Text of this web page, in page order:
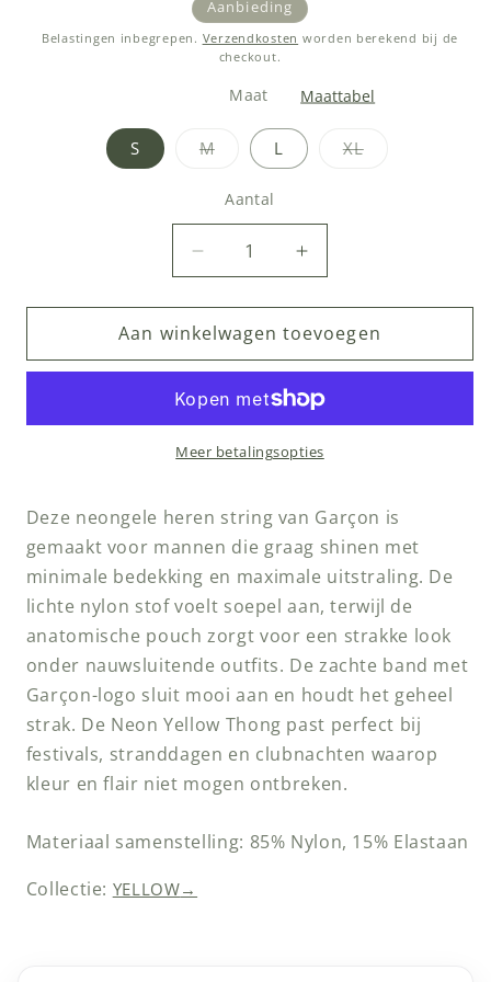
Aanbieding
Belastingen inbegrepen. Verzendkosten worden berekend bij de
checkout.
Maat Maattabel
S MVariant
uitverkocht
niet
beschikbaar
L XLVariant
Aantal
Aantal
Aantal
verlagen
voor
Garçon
Thong
Yellow
Aantal
verhogen
voor
Garçon
Thong
Yellow
Aan winkelwagen toevoegen
Meer betalingsopties
Deze neongele heren string van Garçon is
gemaakt voor mannen die graag shinen met
minimale bedekking en maximale uitstraling. De
lichte nylon stof voelt soepel aan, terwijl de
anatomische pouch zorgt voor een strakke look
onder nauwsluitende outfits. De zachte band met
Garçon-logo sluit mooi aan en houdt het geheel
strak. De Neon Yellow Thong past perfect bij
festivals, stranddagen en clubnachten waarop
kleur en flair niet mogen ontbreken.
Materiaal samenstelling: 85% Nylon, 15% Elastaan
Collectie: YELLOW→